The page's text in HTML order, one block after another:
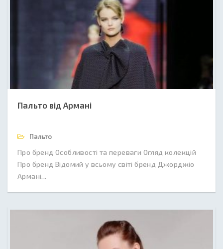
Пальто від Армані
Пальто
Про бренд Особливості та переваги Огляд колекцій
Про бренд Відомий у всьому світі бренд Джорджіо
Армані...